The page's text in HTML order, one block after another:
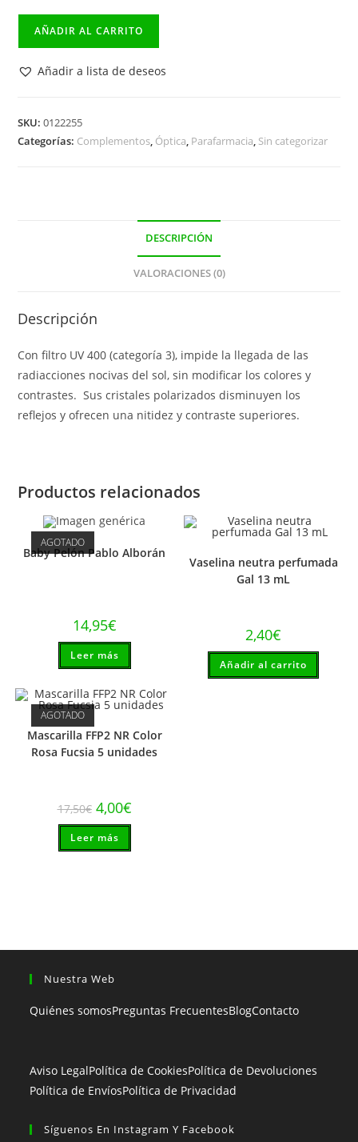
Gafas
Polarizadas
cantidad
AÑADIR AL CARRITO
Añadir a lista de deseos
SKU:0122255
Categorías: Complementos, Óptica, Parafarmacia, Sin categorizar
DESCRIPCIÓN
VALORACIONES (0)
Descripción
Con filtro UV 400 (categoría 3), impide la llegada de las
radiacciones nocivas del sol, sin modificar los colores y
contrastes. Sus cristales polarizados disminuyen los
reflejos y ofrecen una nitidez y contraste superiores.
Productos relacionados
AGOTADO
Baby Pelón Pablo Alborán
14,95€
Leer más
Vaselina neutra perfumada
Gal 13 mL
2,40€
Añadir al carrito
AGOTADO
Mascarilla FFP2 NR Color
Rosa Fucsia 5 unidades
17,50€ El
precio
original
era:
17,50€.
4,00€El
precio
actual
4,00€.
Leer más
Nuestra Web
Quiénes somosPreguntas FrecuentesBlogContacto
Aviso LegalPolítica de CookiesPolítica de Devoluciones
Política de EnvíosPolítica de Privacidad
Síguenos En Instagram Y Facebook